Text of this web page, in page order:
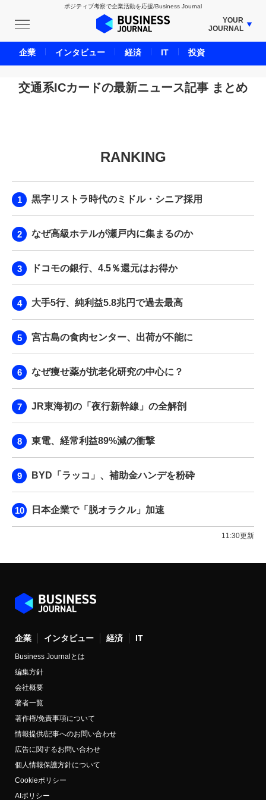
ポジティブ考察で企業活動を応援/Business Journal
YOUR
JOURNAL
BUSINESS JOURNAL
UNICORN JOURNAL
CARBON CREDITS JOURNAL
LIFE ENDING JOURNAL
BPaaS JOURNAL
交通系ICカードの最新ニュース記事 まとめ
RANKING
黒字リストラ時代のミドル・シニア採用
なぜ高級ホテルが瀬戸内に集まるのか
ドコモの銀行、4.5％還元はお得か
大手5行、純利益5.8兆円で過去最高
宮古島の食肉センター、出荷が不能に
なぜ痩せ薬が抗老化研究の中心に？
JR東海初の「夜行新幹線」の全解剖
東電、経常利益89%減の衝撃
BYD「ラッコ」、補助金ハンデを粉砕
日本企業で「脱オラクル」加速
11:30更新
企業 インタビュー 経済 IT
Business Journalとは
編集方針
会社概要
著者一覧
著作権/免責事項について
情報提供/記事へのお問い合わせ
広告に関するお問い合わせ
個人情報保護方針について
Cookieポリシー
AIポリシー
企業 インタビュー 経済 IT 投資